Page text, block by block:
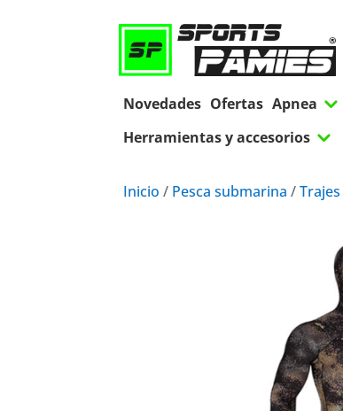
Novedades Ofertas Apnea 3
Herramientas y accesorios 3
Inicio / Pesca submarina /Trajes